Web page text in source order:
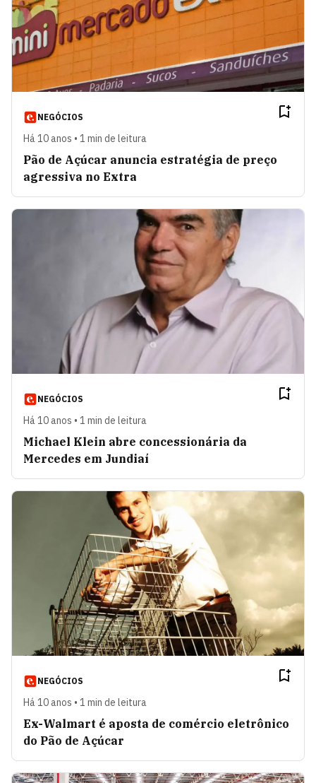
NEGÓCIOS
Há 10 anos • 1 min de leitura
Pão de Açúcar anuncia estratégia de preço
agressiva no Extra
NEGÓCIOS
Há 10 anos • 1 min de leitura
Michael Klein abre concessionária da
Mercedes em Jundiaí
NEGÓCIOS
Há 10 anos • 1 min de leitura
Ex-Walmart é aposta de comércio eletrônico
do Pão de Açúcar